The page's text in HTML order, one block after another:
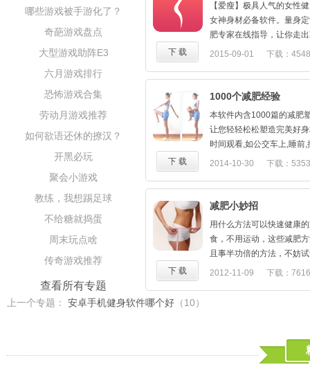
哪些游戏被手游化了？
奇葩游戏盘点
大型游戏助阵E3
六月游戏排行
恐怖游戏合集
劳动月游戏推荐
如何欲语还休的撩汉？
开黑必玩
聚会小游戏
教练，我想踢足球
不给糖就捣蛋
周末玩点啥
传奇游戏推荐
查看所有专题
法都能够自动识别运动状
里。健康减肥4加1还是基
络,您可以绑定您的新浪微
炼伙伴,还可以将您的运动
相互督促,共同进步。让更
产品特点:
:健康减肥4加1利用
加速度计和六轴陀螺仪,结
论是手持还是放在口袋里,
法都能够自动识别状态并
的计算精度远远超过传统
便利:健康减肥4加1安装在
基于微博的SNS+LBS社交
起运动不孤单。您可以绑
发现周边的锻炼伙伴,还可
息分享,和朋友相互督促,共
证您的健身减肥历程。
食习惯。您还可以通过加
自己,同时您也可以监督和
【爱瘦】极具人气的女性
女神身材必备软件。量身
肥专家在线指导，让你走
良生活习惯入手，助你健
肥进行到底。要减肥，从
【定制】量身定制健康瘦
【任务】可自定义的减肥
可借鉴参考。
【互动】万千减肥小组，
享，减肥，再苦也不怕
【成就】减肥日记，记录
【管理】体重记录，助你
【专业】权威专家在线指
2015-09-01 下载：
下 载
1000个减肥经验
本软件内含1000篇的减肥
让您轻轻松松塑造完美好
时间观看,如公交车上,睡前
在学习或工作时短时间的
您下次登录后智能的停留
2、够根据您的喜好修改内
面； 4、增加夜间模式，
享功能，将精彩部分分享
2014-10-30 下载：
下 载
减肥小妙招
用什么方法可以快速健康
食，不用运动，这些减肥
且事半功倍的方法，不妨
2012-11-09
下载：
下 载
上一个专题： 安卓手机健身软件哪个好 （10）